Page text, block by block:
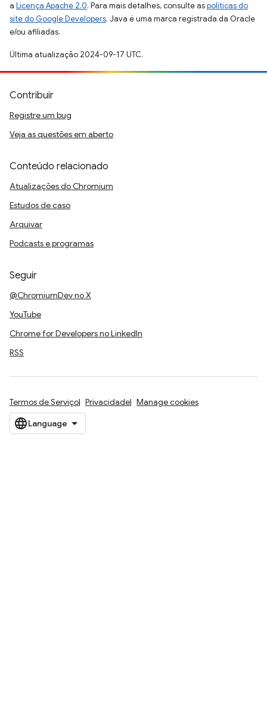
a Licença Apache 2.0. Para mais detalhes, consulte aspolíticas do
site do Google Developers. Java é uma marca registrada da Oracle
e/ou afiliadas.
Última atualização 2024-09-17 UTC.
Contribuir
Registre um bug
Veja as questões em aberto
Conteúdo relacionado
Atualizações do Chromium
Estudos de caso
Arquivar
Podcasts e programas
Seguir
@ChromiumDev no X
YouTube
Chrome for Developers no LinkedIn
RSS
Termos de Serviço Privacidade Manage cookies